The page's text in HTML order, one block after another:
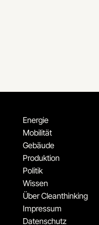
Energie
Mobilität
Gebäude
Produktion
Politik
Wissen
Über Cleanthinking
Impressum
Datenschutz